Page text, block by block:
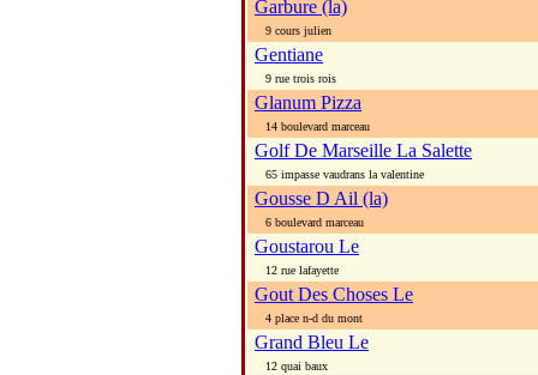
Garbure (la)
9 cours julien
Gentiane
9 rue trois rois
Glanum Pizza
14 boulevard marceau
Golf De Marseille La Salette
65 impasse vaudrans la valentine
Gousse D Ail (la)
6 boulevard marceau
Goustarou Le
12 rue lafayette
Gout Des Choses Le
4 place n-d du mont
Grand Bleu Le
12 quai baux